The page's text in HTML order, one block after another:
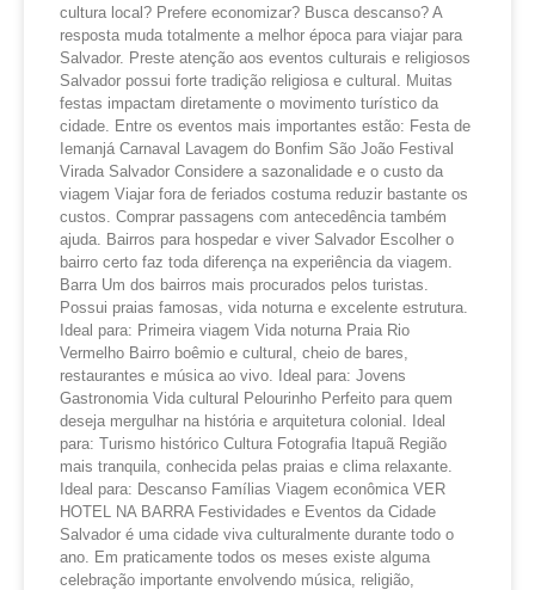
cultura local? Prefere economizar? Busca descanso? A
resposta muda totalmente a melhor época para viajar para
Salvador. Preste atenção aos eventos culturais e religiosos
Salvador possui forte tradição religiosa e cultural. Muitas
festas impactam diretamente o movimento turístico da
cidade. Entre os eventos mais importantes estão: Festa de
Iemanjá Carnaval Lavagem do Bonfim São João Festival
Virada Salvador Considere a sazonalidade e o custo da
viagem Viajar fora de feriados costuma reduzir bastante os
custos. Comprar passagens com antecedência também
ajuda. Bairros para hospedar e viver Salvador Escolher o
bairro certo faz toda diferença na experiência da viagem.
Barra Um dos bairros mais procurados pelos turistas.
Possui praias famosas, vida noturna e excelente estrutura.
Ideal para: Primeira viagem Vida noturna Praia Rio
Vermelho Bairro boêmio e cultural, cheio de bares,
restaurantes e música ao vivo. Ideal para: Jovens
Gastronomia Vida cultural Pelourinho Perfeito para quem
deseja mergulhar na história e arquitetura colonial. Ideal
para: Turismo histórico Cultura Fotografia Itapuã Região
mais tranquila, conhecida pelas praias e clima relaxante.
Ideal para: Descanso Famílias Viagem econômica VER
HOTEL NA BARRA Festividades e Eventos da Cidade
Salvador é uma cidade viva culturalmente durante todo o
ano. Em praticamente todos os meses existe alguma
celebração importante envolvendo música, religião,